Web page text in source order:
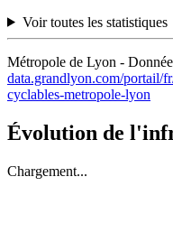
Voir toutes les statistiques
Métropole de Lyon -
data.grandlyon.com/portail/
cyclables-metropole-lyon
Évolution de
Chargement...